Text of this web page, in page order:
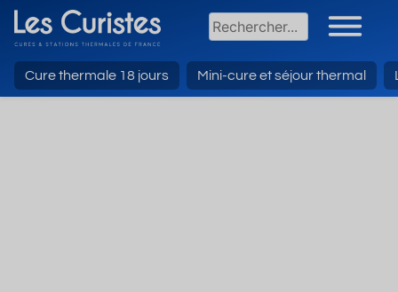
Cure thermale 18 jours Mini-cure et séjour thermal